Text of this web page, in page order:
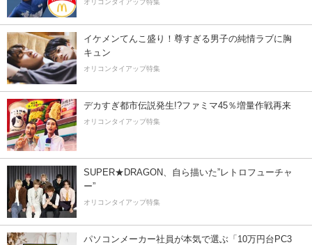
オリコンタイアップ特集
イケメンてんこ盛り！尊すぎる男子の純情ラブに胸
キュン
オリコンタイアップ特集
デカすぎ都市伝説発生!?ファミマ45％増量作戦再来
オリコンタイアップ特集
SUPER★DRAGON、自ら描いた”レトロフューチャ
ー”
オリコンタイアップ特集
パソコンメーカー社員が本気で選ぶ「10万円台PC3